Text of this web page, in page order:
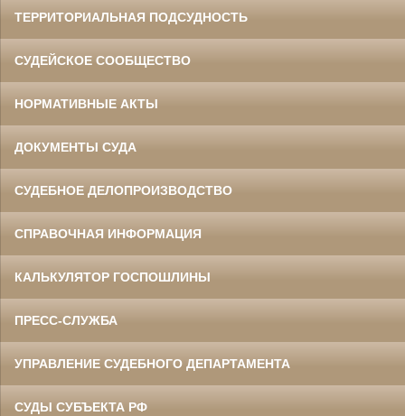
ТЕРРИТОРИАЛЬНАЯ ПОДСУДНОСТЬ
СУДЕЙСКОЕ СООБЩЕСТВО
НОРМАТИВНЫЕ АКТЫ
ДОКУМЕНТЫ СУДА
СУДЕБНОЕ ДЕЛОПРОИЗВОДСТВО
СПРАВОЧНАЯ ИНФОРМАЦИЯ
КАЛЬКУЛЯТОР ГОСПОШЛИНЫ
ПРЕСС-СЛУЖБА
УПРАВЛЕНИЕ СУДЕБНОГО ДЕПАРТАМЕНТА
СУДЫ СУБЪЕКТА РФ